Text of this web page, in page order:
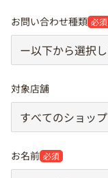
お問い合わせ種類 必須
対象店舗
お名前 必須